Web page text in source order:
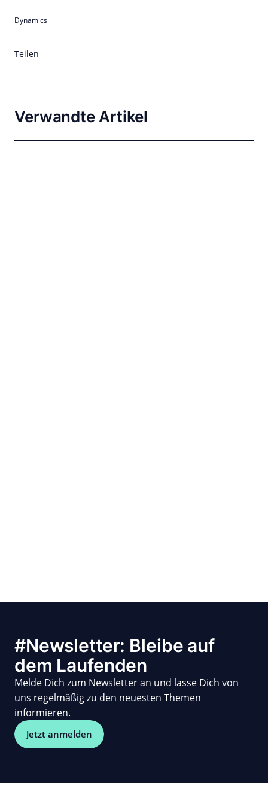
Dynamics
Teilen
Verwandte Artikel
#Newsletter: Bleibe auf
dem Laufenden
Melde Dich zum Newsletter an und lasse Dich von
uns regelmäßig zu den neuesten Themen
informieren.
Jetzt anmelden